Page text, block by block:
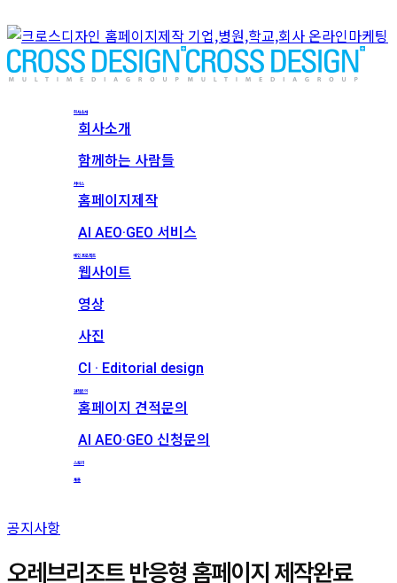
회사소개
회사소개
함께하는 사람들
서비스
홈페이지제작
AI AEO·GEO 서비스
메인 프로젝트
웹사이트
영상
사진
CI · Editorial design
견적문의
홈페이지 견적문의
AI AEO·GEO 신청문의
스토리
채용
공지사항
오레브리조트 반응형 홈페이지 제작완료